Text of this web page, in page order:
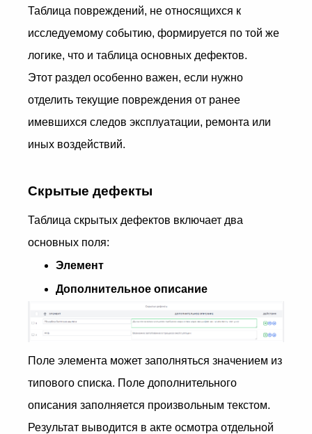
Таблица повреждений, не относящихся к
исследуемому событию, формируется по той же
логике, что и таблица основных дефектов.
Этот раздел особенно важен, если нужно
отделить текущие повреждения от ранее
имевшихся следов эксплуатации, ремонта или
иных воздействий.
Скрытые дефекты
Таблица скрытых дефектов включает два
основных поля:
Элемент
Дополнительное описание
Поле элемента может заполняться значением из
типового списка. Поле дополнительного
описания заполняется произвольным текстом.
Результат выводится в акте осмотра отдельной